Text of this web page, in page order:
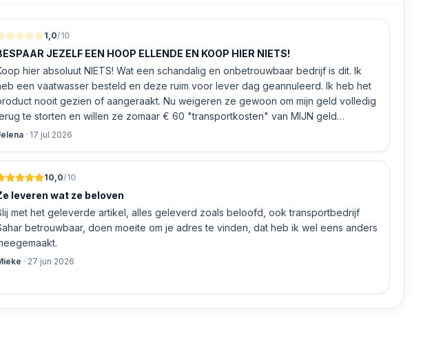
1,0/10
JEZELF EEN HOOP ELLENDE EN KOOP HIER NIETS!
hier absoluut NIETS! Wat een schandalig en onbetrouwbaar bedrijf is dit. Ik
een vaatwasser besteld en deze ruim voor lever dag geannuleerd. Ik heb het
nooit gezien of aangeraakt. Nu weigeren ze gewoon om mijn geld volledig
te storten en willen ze zomaar € 60 "transportkosten" van MIJN geld
inhouden!
· 17 jul 2026
10,0/10
leveren wat ze beloven
met het geleverde artikel, alles geleverd zoals beloofd, ook transportbedrijf
betrouwbaar, doen moeite om je adres te vinden, dat heb ik wel eens anders
· 27 jun 2026